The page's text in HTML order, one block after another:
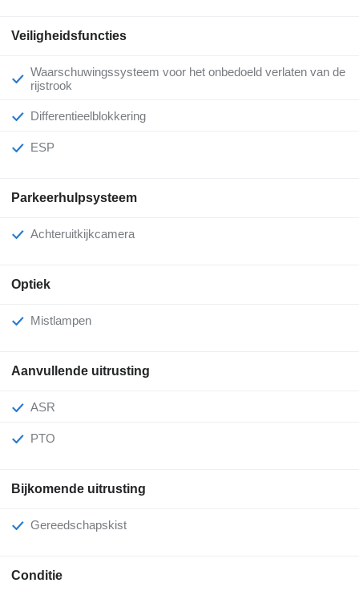
Veiligheidsfuncties
Waarschuwingssysteem voor het onbedoeld verlaten van de
rijstrook
Differentieelblokkering
ESP
Parkeerhulpsysteem
Achteruitkijkcamera
Optiek
Mistlampen
Aanvullende uitrusting
ASR
PTO
Bijkomende uitrusting
Gereedschapskist
Conditie